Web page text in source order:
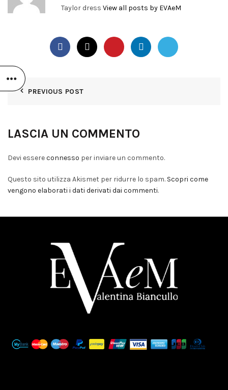
Taylor dress View all posts by EVAeM
PREVIOUS POST
LASCIA UN COMMENTO
Devi essereconnesso per inviare un commento.
Questo sito utilizza Akismet per ridurre lo spam. Scopri come
vengono elaborati i dati derivati dai commenti.